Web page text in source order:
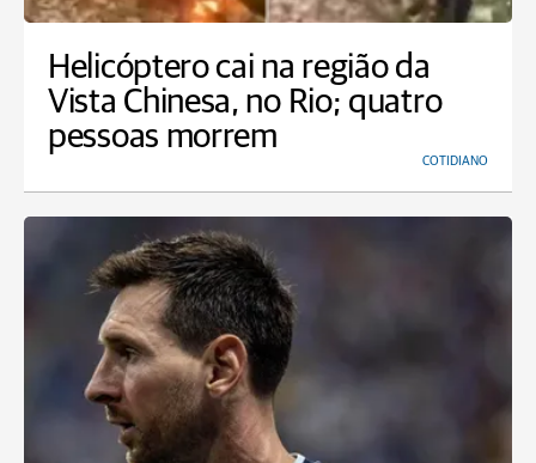
Helicóptero cai na região da
Vista Chinesa, no Rio; quatro
pessoas morrem
COTIDIANO